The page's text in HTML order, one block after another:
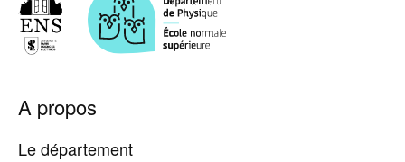
Pied
de
A propos
Le département